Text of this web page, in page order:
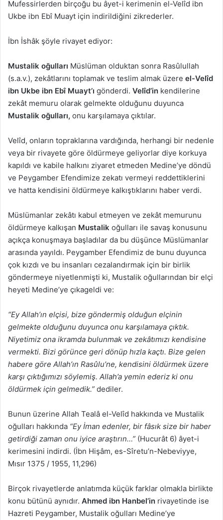
Mufessirlerden birçoğu bu âyet-i kerimenin el-Velîd ibn
Ukbe ibn Ebî Muayt için indirildiğini zikrederler.
İbn İshâk şöyle rivayet ediyor:
Mustalik oğulları Müslüman olduktan sonra Rasûlullah
(s.a.v.), zekâtlarını toplamak ve teslim almak üzere el-Velîd
ibn Ukbe ibn Ebî Muayt’ı gönderdi. Velîd’in kendilerine
zekât memuru olarak gelmekte olduğunu duyunca
Mustalik oğulları, onu karşılamaya çıktılar.
Velîd, onların topraklarına vardığında, herhangi bir nedenle
veya bir rivayete göre öldürmeye geliyorlar diye korkuya
kapıldı ve kabile halkını ziyaret etmeden Medine’ye döndü
ve Peygamber Efendimize zekatı vermeyi reddettiklerini
ve hatta kendisini öldürmeye kalkıştıklarını haber verdi.
Müslümanlar zekâtı kabul etmeyen ve zekât memurunu
öldürmeye kalkışan Mustalik oğulları ile savaş konusunu
açıkça konuşmaya başladılar da bu düşünce Müslümanlar
arasında yayıldı. Peygamber Efendimiz de bunu duyunca
çok kızdı ve bu insanları cezalandırmak için bir birlik
göndermeye niyetlenmişti ki, Mustalik oğullarından bir elçi
heyeti Medine’ye çıkageldi ve:
“Ey Allah’ın elçisi, bize göndermiş olduğun elçinin
gelmekte olduğunu duyunca onu karşılamaya çıktık.
Niyetimiz ona ikramda bulunmak ve zekâtımızı kendisine
vermekti. Bizi görünce geri dönüp hızla kaçtı. Bize gelen
habere göre Allah’ın Rasûlu’ne, kendisini öldürmek üzere
karşı çıktığımızı söylemiş. Allah’a yemin ederiz ki onu
öldürmek için gelmedik.” dediler.
Bunun üzerine Allah Tealâ el-Velîd hakkında ve Mustalik
oğulları hakkında “Ey İman edenler, bir fâsık size bir haber
getirdiği zaman onu iyice araştırın…” (Hucurât 6) âyet-i
kerimesini indirdi. (İbn Hişâm, es-Sîretu’n-Nebeviyye,
Mısır 1375 / 1955, 11,296)
Birçok rivayetlerde anlatımda küçük farklar olmakla birlikte
konu bütünü aynıdır. Ahmed ibn Hanbel’in rivayetinde ise
Hazreti Peygamber, Mustalik oğulları Medine’ye